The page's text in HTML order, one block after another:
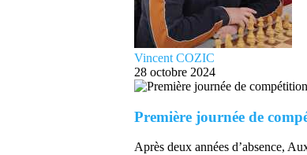
Vincent COZIC
28 octobre 2024
Première journée de
Après deux années d’absence,